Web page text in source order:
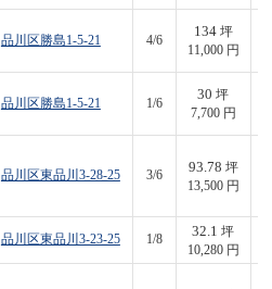
品川区勝島1-5-21 4/6
134坪
11,000 円
品川区勝島1-5-21 1/6
30 坪
7,700 円
品川区東品川3-28-25 3/6
93.78 坪
13,500 円
品川区東品川3-23-25 1/8
32.1 坪
10,280 円